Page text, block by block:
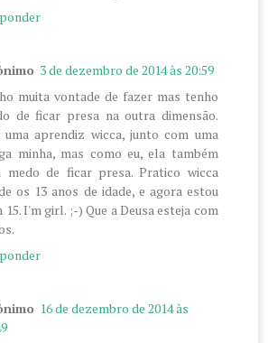
3 de dezembro de 2014 às 20:59
muita vontade de fazer mas tenho
de ficar presa na outra dimensão.
uma aprendiz wicca, junto com uma
minha, mas como eu, ela também
medo de ficar presa. Pratico wicca
os 13 anos de idade, e agora estou
15. I'm girl. ;-) Que a Deusa esteja com
16 de dezembro de 2014 às